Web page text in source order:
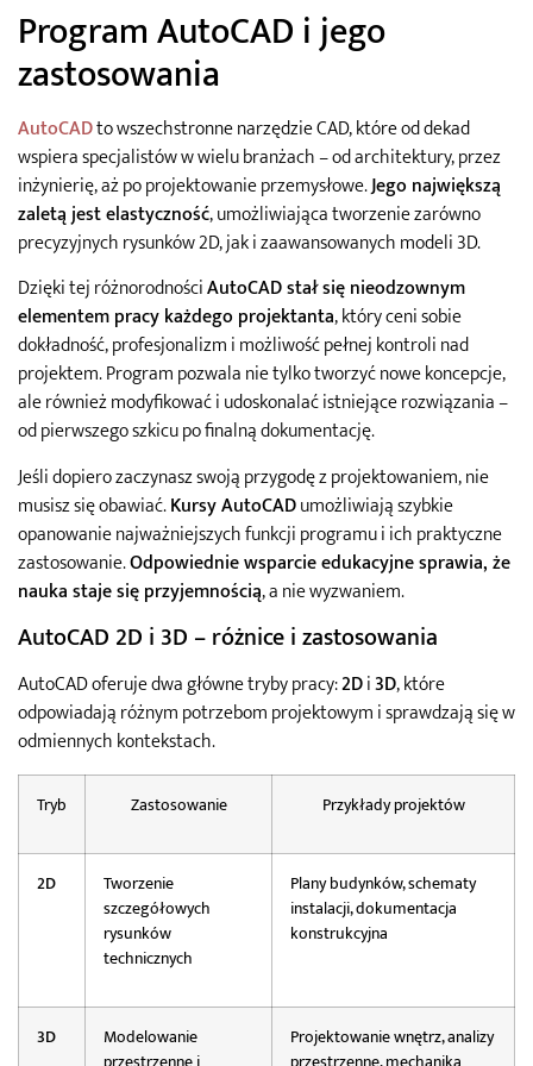
Program AutoCAD i jego
zastosowania
AutoCADto wszechstronne narzędzie CAD, które od dekad
wspiera specjalistów w wielu branżach – od architektury, przez
inżynierię, aż po projektowanie przemysłowe.Jego największą
zaletą jest elastyczność, umożliwiająca tworzenie zarówno
precyzyjnych rysunków 2D, jak i zaawansowanych modeli 3D.
Dzięki tej różnorodnościAutoCAD stał się nieodzownym
elementem pracy każdego projektanta, który ceni sobie
dokładność, profesjonalizm i możliwość pełnej kontroli nad
projektem. Program pozwala nie tylko tworzyć nowe koncepcje,
ale również modyfikować i udoskonalać istniejące rozwiązania –
od pierwszego szkicu po finalną dokumentację.
Jeśli dopiero zaczynasz swoją przygodę z projektowaniem, nie
musisz się obawiać.Kursy AutoCADumożliwiają szybkie
opanowanie najważniejszych funkcji programu i ich praktyczne
zastosowanie.Odpowiednie wsparcie edukacyjne sprawia, że
nauka staje się przyjemnością, a nie wyzwaniem.
AutoCAD 2D i 3D – różnice i zastosowania
AutoCAD oferuje dwa główne tryby pracy:2Di3D, które
odpowiadają różnym potrzebom projektowym i sprawdzają się w
odmiennych kontekstach.
Tryb Zastosowanie Przykłady projektów
2D
Tworzenie
szczegółowych
rysunków
technicznych
Plany budynków, schematy
instalacji, dokumentacja
konstrukcyjna
3D
Modelowanie
Projektowanie wnętrz, analizy